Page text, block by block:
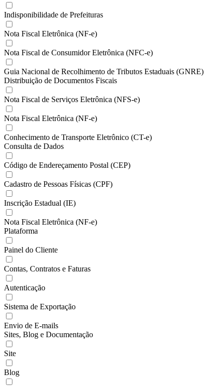
Indisponibilidade de Prefeituras
Nota Fiscal Eletrônica (NF-e)
Nota Fiscal de Consumidor Eletrônica (NFC-e)
Guia Nacional de Recolhimento de Tributos Estaduais (GNRE)
Distribuição de Documentos Fiscais
Nota Fiscal de Serviços Eletrônica (NFS-e)
Nota Fiscal Eletrônica (NF-e)
Conhecimento de Transporte Eletrônico (CT-e)
Consulta de Dados
Código de Endereçamento Postal (CEP)
Cadastro de Pessoas Físicas (CPF)
Inscrição Estadual (IE)
Nota Fiscal Eletrônica (NF-e)
Plataforma
Painel do Cliente
Contas, Contratos e Faturas
Autenticação
Sistema de Exportação
Envio de E-mails
Sites, Blog e Documentação
Site
Blog